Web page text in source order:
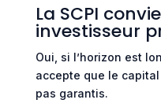
La SCPI
investisseur
Oui, si l’horizon est
accepte que le
pas garantis.